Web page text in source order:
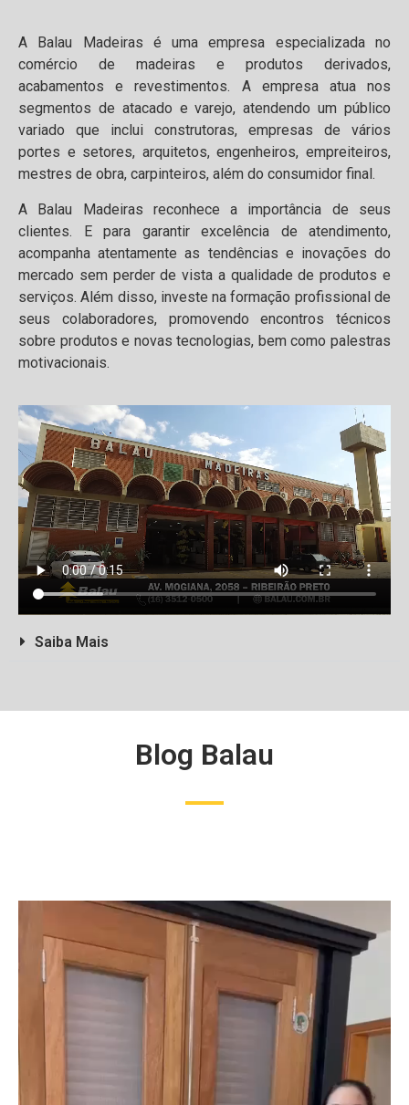
A Balau Madeiras é uma empresa especializada no
comércio de madeiras e produtos derivados,
acabamentos e revestimentos. A empresa atua nos
segmentos de atacado e varejo, atendendo um público
variado que inclui construtoras, empresas de vários
portes e setores, arquitetos, engenheiros, empreiteiros,
mestres de obra, carpinteiros, além do consumidor final.
A Balau Madeiras reconhece a importância de seus
clientes. E para garantir excelência de atendimento,
acompanha atentamente as tendências e inovações do
mercado sem perder de vista a qualidade de produtos e
serviços. Além disso, investe na formação profissional de
seus colaboradores, promovendo encontros técnicos
sobre produtos e novas tecnologias, bem como palestras
motivacionais.
Saiba Mais
Blog Balau